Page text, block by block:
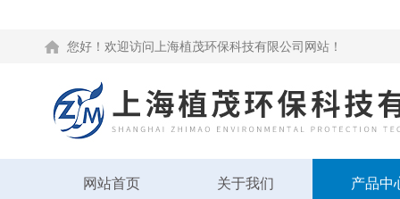
您好！欢迎访问上海植茂环保科技有限公司网站！
网站首页 关于我们 产品中